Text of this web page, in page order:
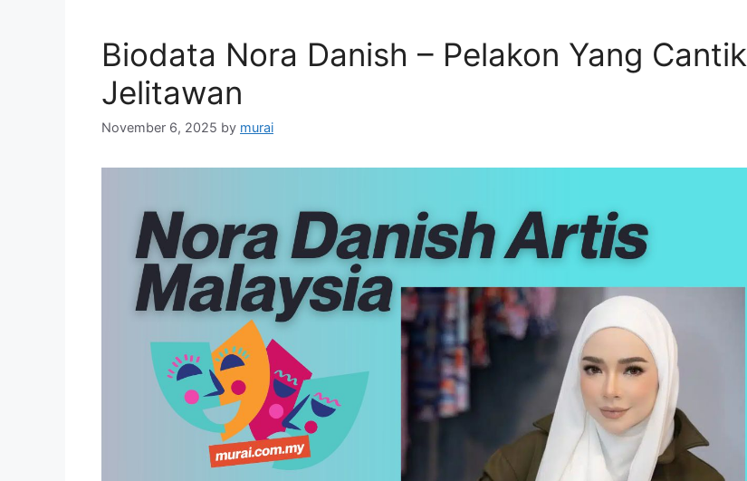
Biodata Nora Danish – Pelakon Yang Cantik
Jelitawan
November 6, 2025 by murai